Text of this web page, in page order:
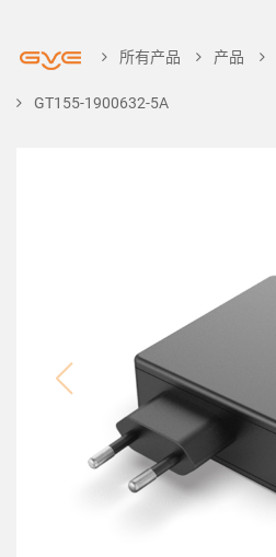
所有产品 产品
GT155-1900632-5A